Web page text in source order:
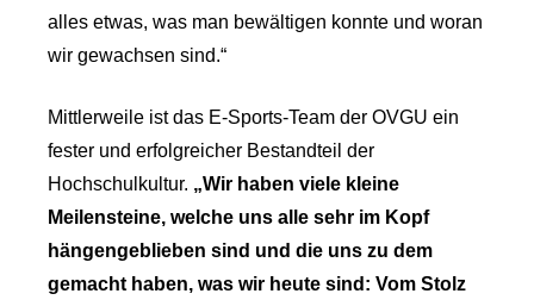
alles etwas, was man bewältigen konnte und woran
wir gewachsen sind.“
Mittlerweile ist das E-Sports-Team der OVGU ein
fester und erfolgreicher Bestandteil der
Hochschulkultur. „Wir haben viele kleine
Meilensteine, welche uns alle sehr im Kopf
hängengeblieben sind und die uns zu dem
gemacht haben, was wir heute sind: Vom Stolz